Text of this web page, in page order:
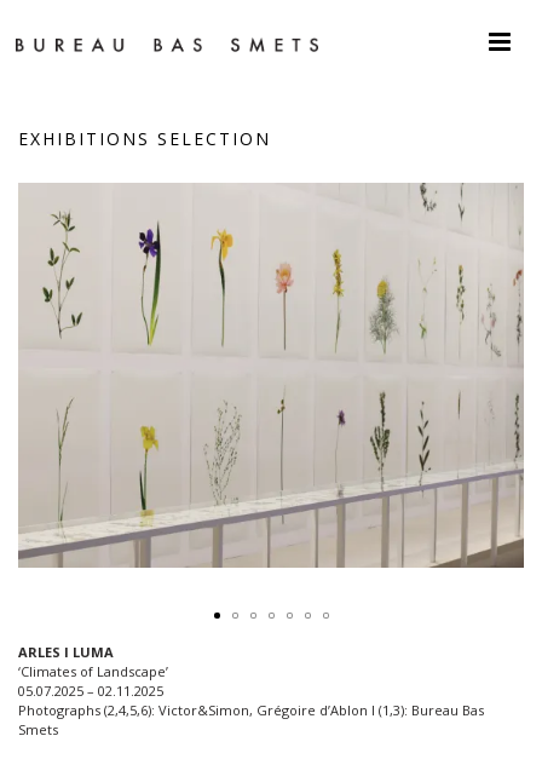
EXHIBITIONS SELECTION
ARLES I LUMA
‘Climates of Landscape’
05.07.2025 – 02.11.2025
Photographs (2,4,5,6): Victor&Simon, Grégoire d’Ablon I (1,3): Bureau Bas
Smets